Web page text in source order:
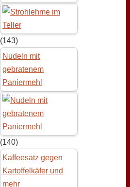
(143)
Nudeln mit
gebratenem
Paniermehl
(140)
Kaffeesatz gegen
Kartoffelkäfer und
mehr